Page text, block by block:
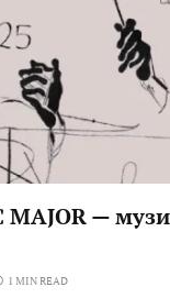
MAJOR —
1 MIN READ